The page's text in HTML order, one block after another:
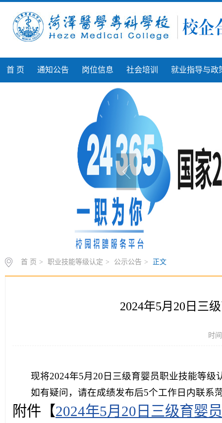
首 页 通知公告 岗位信息 社会培训 就业指导与政
首 页 > 职业技能等级认定 > 公示公告 > 正文
2024年5月20日三
时
现将2024年5月20日三级育婴员职业技能等级
如有疑问，请在成绩发布后5个工作日内联系
附件【2024年5月20日三级育婴